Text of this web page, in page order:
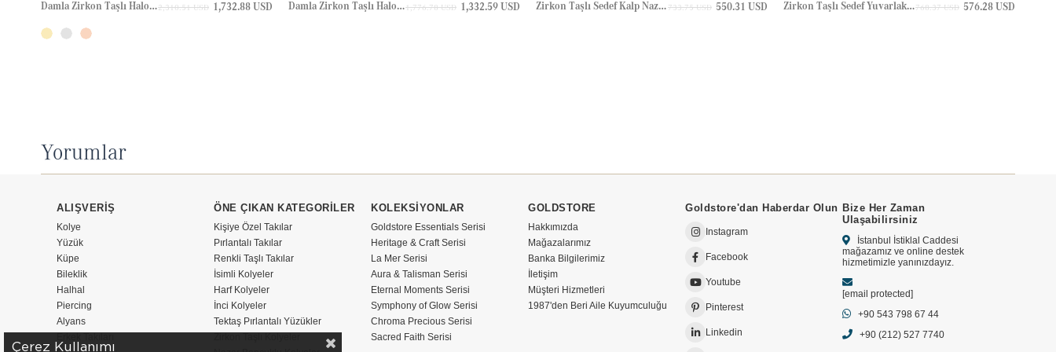
Damla Zirkon Taşlı Halo Tenis Altın Bileklik 1,732.88 USD
2,310.51 USD Damla Zirkon Taşlı Halo Su Yolu Altın Bileklik 1,332.59 USD
1,776.78 USD Zirkon Taşlı Sedef Kalp Nazar Göz Halo Altın Bilezik 550.31 USD
733.75 USD Zirkon Taşlı Sedef Yuvarlakn Nazar Göz Halo Altın Bileklik 576.28 USD
768.37 USD
Yorumlar
ALIŞVERİŞ
Kolye
Yüzük
Küpe
Bileklik
Halhal
Piercing
Alyans
ÖNE ÇIKAN KATEGORİLER
Kişiye Özel Takılar
Pırlantalı Takılar
Renkli Taşlı Takılar
İsimli Kolyeler
Harf Kolyeler
İnci Kolyeler
Tektaş Pırlantalı Yüzükler
KOLEKSİYONLAR
Goldstore Essentials Serisi
Heritage & Craft Serisi
La Mer Serisi
Aura & Talisman Serisi
Eternal Moments Serisi
Symphony of Glow Serisi
Chroma Precious Serisi
Sacred Faith Serisi
GOLDSTORE
Hakkımızda
Mağazalarımız
Banka Bilgilerimiz
İletişim
Müşteri Hizmetleri
1987'den Beri Aile Kuyumculuğu
Goldstore'dan Haberdar Olun
Instagram
Facebook
Youtube
Pinterest
Linkedin
Bize Her Zaman
Ulaşabilirsiniz
İstanbul İstiklal Caddesi
mağazamız ve online destek
hizmetimizle yanınızdayız.
[email protected]
+90 543 798 67 44
+90 (212) 527 7740
Çerez Kullanımı